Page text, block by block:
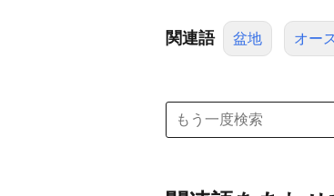
関連語 盆地 オー